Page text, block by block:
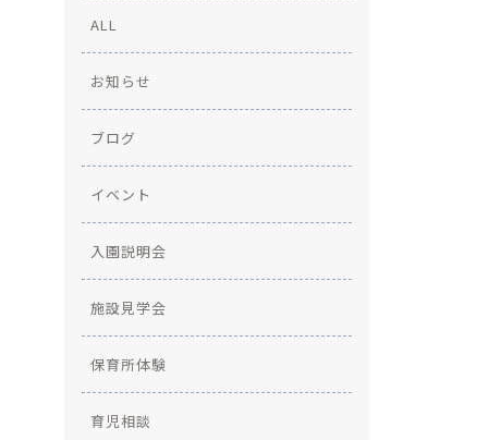
ALL
お知らせ
ブログ
イベント
入園説明会
施設見学会
保育所体験
育児相談